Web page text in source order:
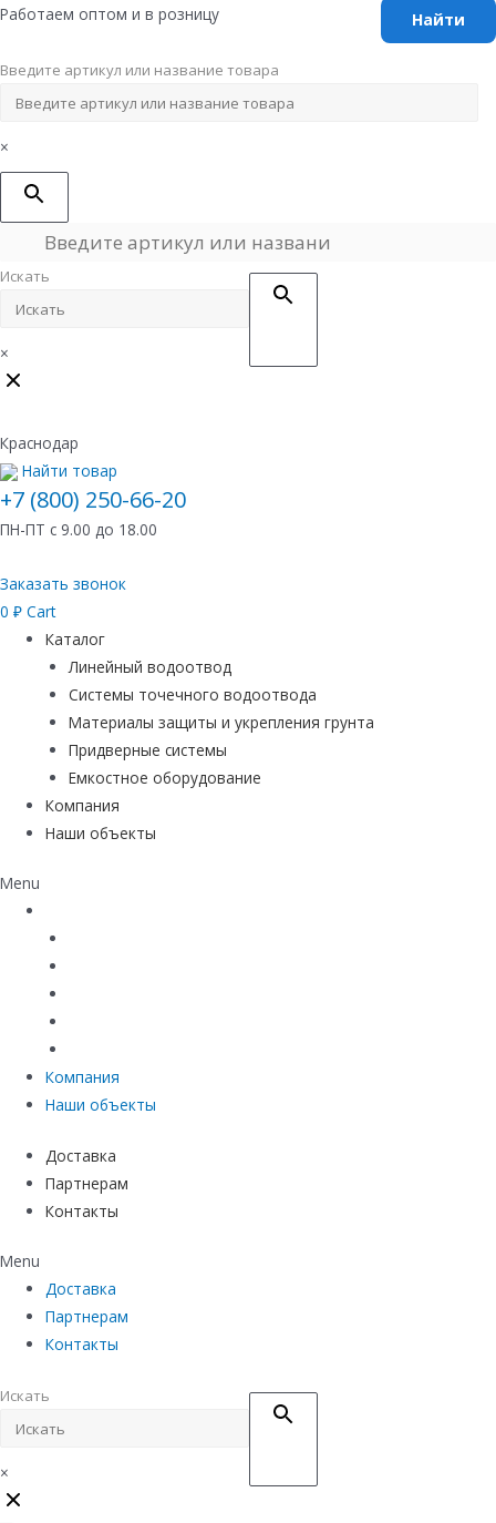
Перейти
содержимому
Работаем оптом и в розницу
Введите артикул или название товара
×
Искать
×
Краснодар
Найти товар
+7 (800) 250-66-20
ПН-ПТ с 9.00 до 18.00
Заказать звонок
0 ₽ Cart
Каталог
Линейный водоотвод
Системы точечного водоотвода
Материалы защиты и укрепления грунта
Придверные системы
Емкостное оборудование
Компания
Наши объекты
Menu
Компания
Наши объекты
Доставка
Партнерам
Контакты
Menu
Доставка
Партнерам
Контакты
Искать
×